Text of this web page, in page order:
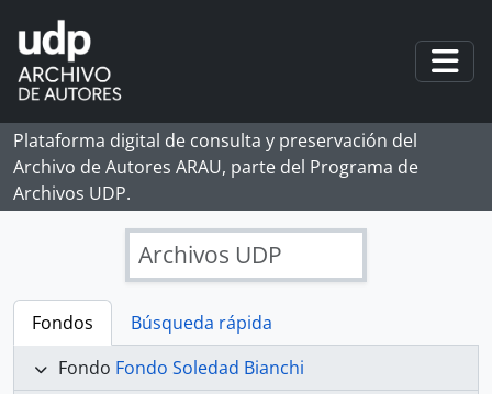
Skip to main content
Plataforma digital de consulta y preservación del
Archivo de Autores ARAU, parte del Programa de
Archivos UDP.
Archivos UDP
Fondos
Búsqueda rápida
Fondo Fondo Soledad Bianchi